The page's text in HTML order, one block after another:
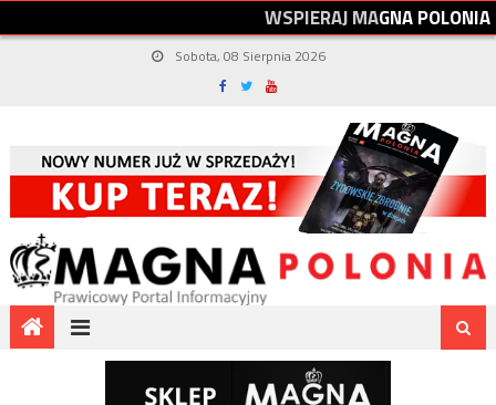
WSPIERAJMAGNAPOLONIA
Sobota, 08 Sierpnia 2026